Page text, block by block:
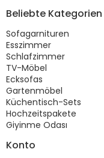
Beliebte Kategorien
Sofagarnituren
Esszimmer
Schlafzimmer
TV-Möbel
Ecksofas
Gartenmöbel
Küchentisch-Sets
Hochzeitspakete
Giyinme Odası
Konto